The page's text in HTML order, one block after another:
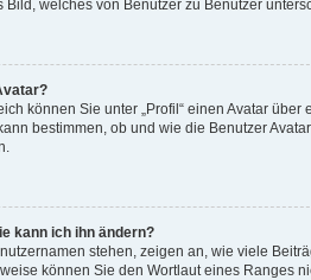
Bild, welches von Benutzer zu Benutzer
können Sie unter „Profil“ einen Avatar
bestimmen, ob und wie die Benutzer
kann ich ihn ändern?
stehen, zeigen an, wie viele
können Sie den Wortlaut eines Ranges